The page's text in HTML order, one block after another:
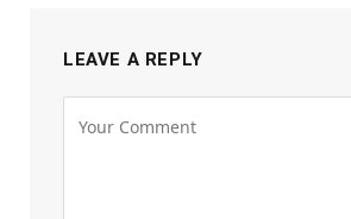
LEAVE A REPLY